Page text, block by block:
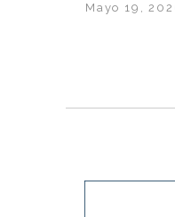
Mayo 19,